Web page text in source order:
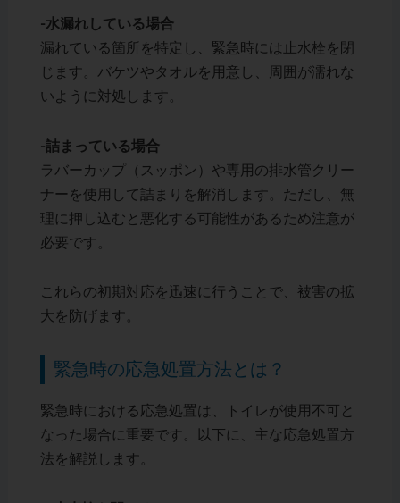
-水漏れしている場合
漏れている箇所を特定し、緊急時には止水栓を閉
じます。バケツやタオルを用意し、周囲が濡れな
いように対処します。
-詰まっている場合
ラバーカップ（スッポン）や専用の排水管クリー
ナーを使用して詰まりを解消します。ただし、無
理に押し込むと悪化する可能性があるため注意が
必要です。
これらの初期対応を迅速に行うことで、被害の拡
大を防げます。
緊急時の応急処置方法とは？
緊急時における応急処置は、トイレが使用不可と
なった場合に重要です。以下に、主な応急処置方
法を解説します。